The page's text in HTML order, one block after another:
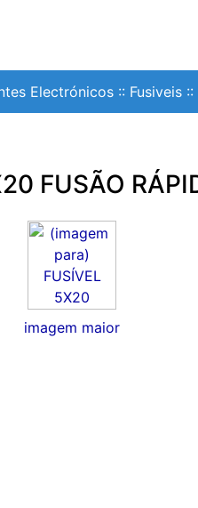
Electrónicos :: Fusiveis ::
FUSÃO
imagem maior